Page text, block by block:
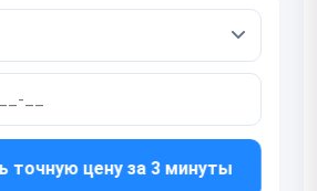
точную цену за 3 минуты